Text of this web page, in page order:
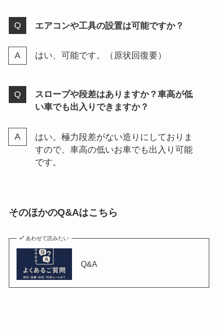
エアコンや工具の設置は可能ですか？
はい、可能です。（原状回復要）
スロープや段差はありますか？車高が低
い車でも出入りできますか？
はい。極力段差がない造りにしておりま
すので、車高の低いお車でも出入り可能
です。
そのほかのQ&Aはこちら
あわせて読みたい
Q&A